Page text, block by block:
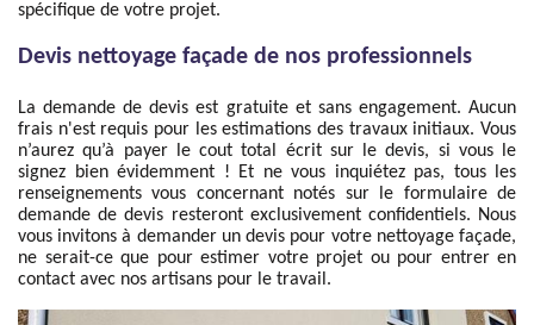
spécifique de votre projet.
Devis nettoyage façade de nos professionnels
La demande de devis est gratuite et sans engagement. Aucun
frais n'est requis pour les estimations des travaux initiaux. Vous
n’aurez qu’à payer le cout total écrit sur le devis, si vous le
signez bien évidemment ! Et ne vous inquiétez pas, tous les
renseignements vous concernant notés sur le formulaire de
demande de devis resteront exclusivement confidentiels. Nous
vous invitons à demander un devis pour votre nettoyage façade,
ne serait-ce que pour estimer votre projet ou pour entrer en
contact avec nos artisans pour le travail.